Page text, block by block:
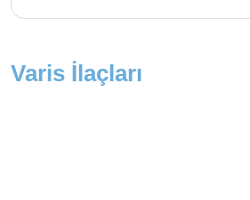
Varis İlaçları